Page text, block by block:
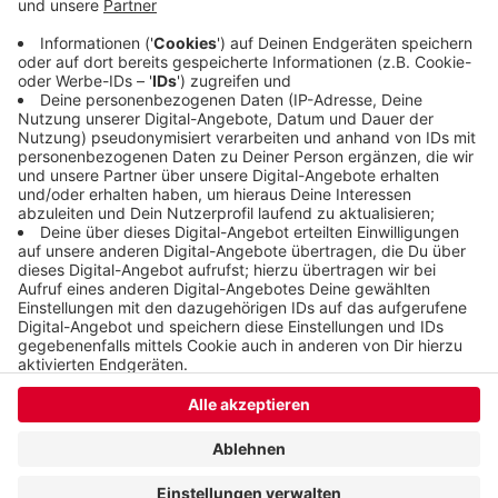
Hütterbusch auf die ersten Plätze.
Veröffentlicht:Montag, 20.01.2020 11:04
Anzeige
Anzeige